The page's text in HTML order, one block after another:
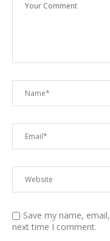
Save my name,
next time I comment.